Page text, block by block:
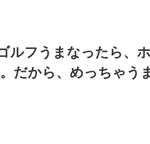
ルフうまなったら、
だから、めっちゃう